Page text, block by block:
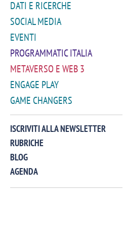
DATI E RICERCHE
SOCIAL MEDIA
EVENTI
PROGRAMMATIC ITALIA
METAVERSO E WEB 3
ENGAGE PLAY
GAME CHANGERS
ISCRIVITI ALLA NEWSLETTER
RUBRICHE
BLOG
AGENDA